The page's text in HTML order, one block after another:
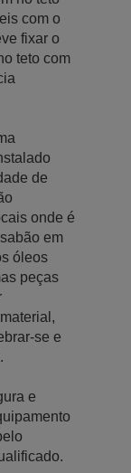
com o
fixar o
teto com
de
onde é
em
óleos
peças
se e
e